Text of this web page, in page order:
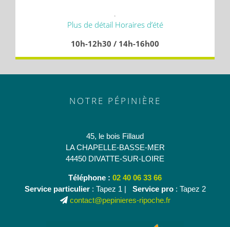
.
Plus de détail Horaires d’été
10h-12h30 / 14h-16h00
NOTRE PÉPINIÈRE
45, le bois Fillaud
LA CHAPELLE-BASSE-MER
44450 DIVATTE-SUR-LOIRE
Téléphone : 02 40 06 33 66
Service particulier: Tapez 1 | Service pro: Tapez 2
contact@pepinieres-ripoche.fr